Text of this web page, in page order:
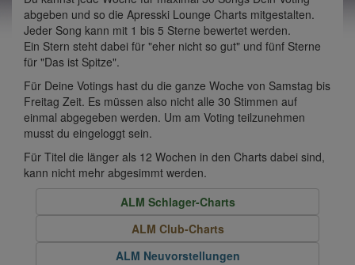
abgeben und so die Apresski Lounge Charts mitgestalten.
Jeder Song kann mit 1 bis 5 Sterne bewertet werden.
Ein Stern steht dabei für "eher nicht so gut" und fünf Sterne
für "Das ist Spitze".
Für Deine Votings hast du die ganze Woche von Samstag bis
Freitag Zeit. Es müssen also nicht alle 30 Stimmen auf
einmal abgegeben werden. Um am Voting teilzunehmen
musst du eingeloggt sein.
Für Titel die länger als 12 Wochen in den Charts dabei sind,
kann nicht mehr abgesimmt werden.
ALM Schlager-Charts
ALM Club-Charts
ALM Neuvorstellungen